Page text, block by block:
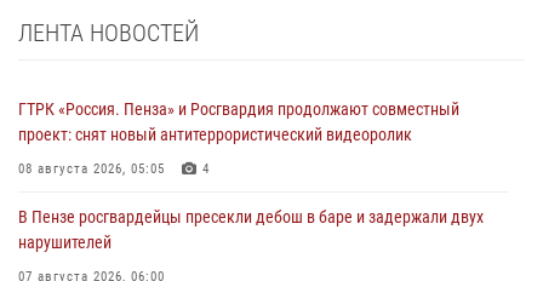
ЛЕНТА НОВОСТЕЙ
ГТРК «Россия. Пенза» и Росгвардия продолжают совместный
проект: снят новый антитеррористический видеоролик
08 августа 2026, 05:05 4
В Пензе росгвардейцы пресекли дебош в баре и задержали двух
нарушителей
07 августа 2026, 06:00